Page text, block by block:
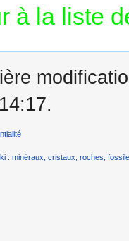
à la liste
: minéraux, cristaux, roches,